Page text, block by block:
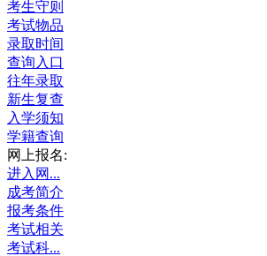
考生守则
考试物品
录取时间
查询入口
往年录取
新生复查
入学须知
学籍查询
网上报名:
进入网...
成考简介
报考条件
考试相关
考试科...